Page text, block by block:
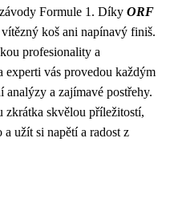
Formule 1. Díky ORF
koš ani napínavý finiš.
profesionality a
vás provedou každým
analýzy a zajímavé postřehy.
zkrátka skvělou příležitostí,
užít si napětí a radost z